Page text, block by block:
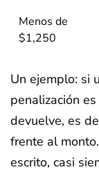
Menos de
$1,250
Un ejemplo: si
penalización
devuelve, es
frente al
escrito, casi